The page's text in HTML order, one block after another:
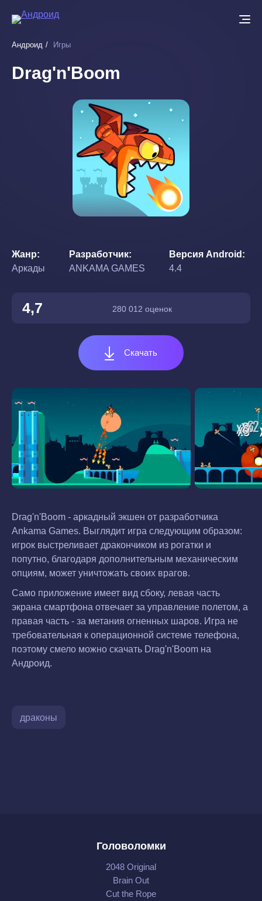
основному
Андроид Игры
Drag'n'Boom
Жанр
Аркады
Разработчик
ANKAMA GAMES
Версия Android
4.4
4,7 280 012 оценок
Скачать
Drag'n'Boom - аркадный экшен от разработчика
Ankama Games. Выглядит игра следующим образом:
игрок выстреливает дракончиком из рогатки и
попутно, благодаря дополнительным механическим
опциям, может уничтожать своих врагов.
Само приложение имеет вид сбоку, левая часть
экрана смартфона отвечает за управление полетом, а
правая часть - за метания огненных шаров. Игра не
требовательная к операционной системе телефона,
поэтому смело можно скачать Drag'n'Boom на
Андроид.
драконы
Головоломки
2048 Original
Brain Out
Cut the Rope